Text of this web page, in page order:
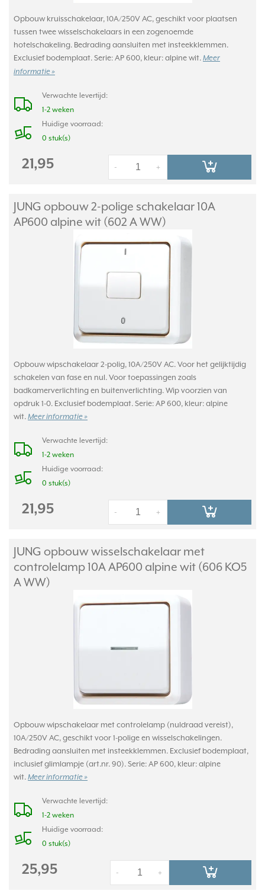
Opbouw kruisschakelaar, 10A/250V AC, geschikt voor plaatsen
tussen twee wisselschakelaars in een zogenoemde
hotelschakeling. Bedrading aansluiten met insteekklemmen.
Exclusief bodemplaat. Serie: AP 600, kleur: alpine wit. Meer
informatie »
Verwachte levertijd:
1-2 weken
Huidige voorraad:
0 stuk(s)
21,95 +
-
JUNG opbouw 2-polige schakelaar 10A
AP600 alpine wit (602 A WW)
Opbouw wipschakelaar 2-polig, 10A/250V AC. Voor het gelijktijdig
schakelen van fase en nul. Voor toepassingen zoals
badkamerverlichting en buitenverlichting. Wip voorzien van
opdruk 1-0. Exclusief bodemplaat. Serie: AP 600, kleur: alpine
wit. Meer informatie »
Verwachte levertijd:
1-2 weken
Huidige voorraad:
0 stuk(s)
21,95 +
-
JUNG opbouw wisselschakelaar met
controlelamp 10A AP600 alpine wit (606 KO5
A WW)
Opbouw wipschakelaar met controlelamp (nuldraad vereist),
10A/250V AC, geschikt voor 1-polige en wisselschakelingen.
Bedrading aansluiten met insteekklemmen. Exclusief bodemplaat,
inclusief glimlampje (art.nr. 90). Serie: AP 600, kleur: alpine
wit. Meer informatie »
Verwachte levertijd:
1-2 weken
Huidige voorraad:
0 stuk(s)
25,95 +
-